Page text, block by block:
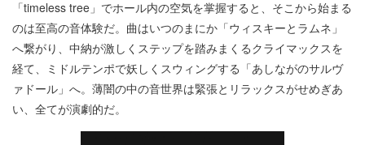
「timeless tree」でホール内の空気を掌握すると、そこから始まる
のは至高の音体験だ。曲はいつのまにか「ウィスキーとラムネ」
へ繋がり、中納が激しくステップを踏みまくるクライマックスを
経て、ミドルテンポで妖しくスウィングする「あしながのサルヴ
ァドール」へ。薄闇の中の音世界は緊張とリラックスがせめぎあ
い、全てが演劇的だ。